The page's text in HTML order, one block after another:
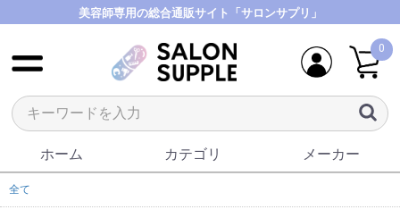
美容師専用の総合通販サイト「サロンサプリ」
0
ホーム カテゴリ メーカー
全て